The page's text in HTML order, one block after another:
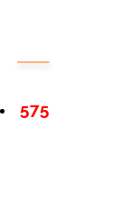
575